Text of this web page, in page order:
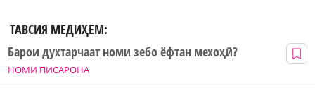
ТАВСИЯ МЕДИҲЕМ:
НОМИ ПИСАРОНА
Барои духтарчаат номи зебо ёфтан мехоҳӣ?